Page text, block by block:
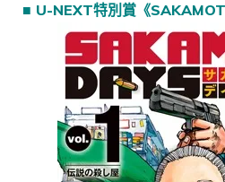
■ U-NEXT特別賞《